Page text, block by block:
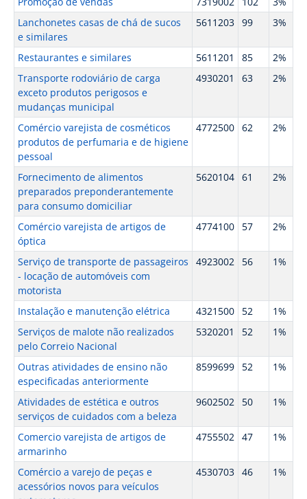
Lanchonetes casas de chá de sucos
e similares
5611203 99 3%
Restaurantes e similares 5611201 85
2%
Transporte rodoviário de carga
exceto produtos perigosos e
mudanças municipal
4930201 63 2%
Comércio varejista de cosméticos
produtos de perfumaria e de higiene
pessoal
4772500 62 2%
Fornecimento de alimentos
preparados preponderantemente
para consumo domiciliar
5620104 61 2%
Comércio varejista de artigos de
óptica
4774100 57 2%
Serviço de transporte de passageiros
- locação de automóveis com
motorista
4923002 56 1%
Instalação e manutenção elétrica 4321500 52
1%
Serviços de malote não realizados
pelo Correio Nacional
5320201 52 1%
Outras atividades de ensino não
especificadas anteriormente
8599699 52 1%
Atividades de estética e outros
serviços de cuidados com a beleza
9602502 50 1%
Comercio varejista de artigos de
armarinho
4755502 47 1%
Comércio a varejo de peças e
acessórios novos para veículos
4530703 46 1%